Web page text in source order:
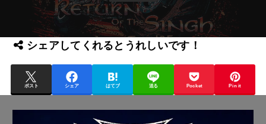
シェアしてくれるとうれしいです！
ポスト シェア はてブ 送る Pocket Pin it